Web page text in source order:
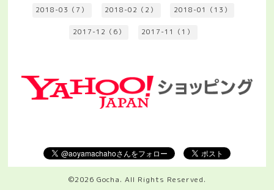
2018-03（7） 2018-02（2） 2018-01（13）
2017-12（6） 2017-11（1）
©2026 Gocha. All Rights Reserved.